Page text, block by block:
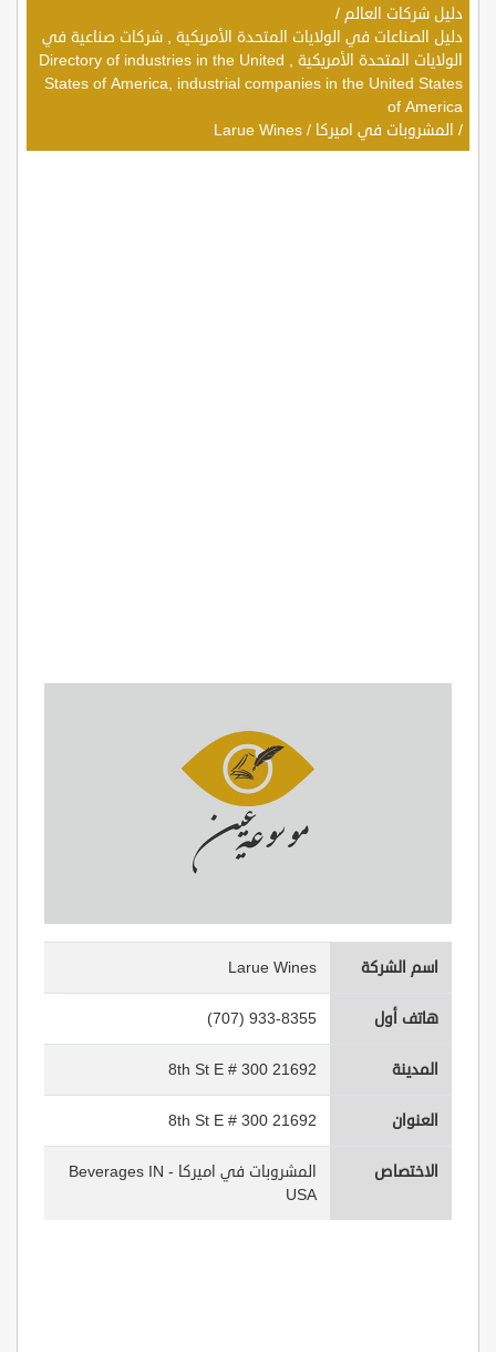
دليل شركات العالم /
دليل الصناعات في الولايات المتحدة الأمريكية , شركات صناعية في
الولايات المتحدة الأمريكية , Directory of industries in the United
States of America, industrial companies in the United States
of America
/ المشروبات في اميركا /
Larue Wines
اسم الشركة Larue Wines
هاتف أول (707) 933-8355
المدينة 21692 8th St E # 300
العنوان 21692 8th St E # 300
الاختصاص
المشروبات في اميركا - Beverages IN
USA